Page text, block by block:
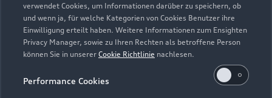
verwendet Cookies, um Informationen darüber zu speichern, ob
und wenn ja, für welche Kategorien von Cookies Benutzer ihre
Einwilligung erteilt haben. Weitere Informationen zum Ensighten
Privacy Manager, sowie zu Ihren Rechten als betroffene Person
können Sie in unserer Cookie Richtlinie nachlesen.
Performance Cookies
neuen Gebrauchtwagenkunden). Für private und gewerbliche
Einzelabnehmer sowie ausge wählte Sonderabnehmer.
Junge Gebrauchtwagen sind ehemalige Audi Mietfahrzeuge
(AMF) oder Audi Werksdienstwagen (WDW) der AUDI AG mit
einem Fahrzeugalter von max. 24 Monaten nach